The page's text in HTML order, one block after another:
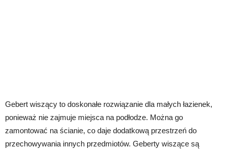
Gebert wiszący to doskonałe rozwiązanie dla małych łazienek,
ponieważ nie zajmuje miejsca na podłodze. Można go
zamontować na ścianie, co daje dodatkową przestrzeń do
przechowywania innych przedmiotów. Geberty wiszące są